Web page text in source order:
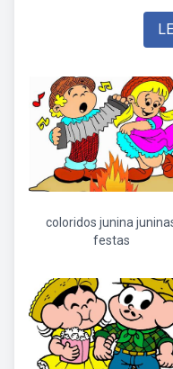
coloridos junina
festas